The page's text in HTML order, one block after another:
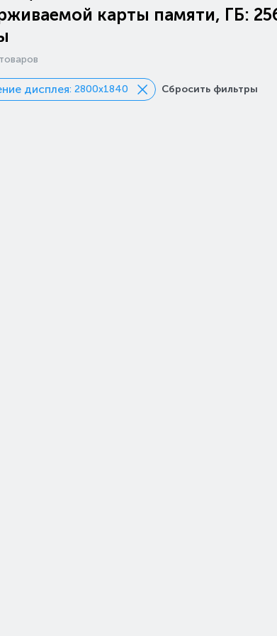
карты памяти, ГБ:
дисплея: 2800x1840 Сбросить фильтры